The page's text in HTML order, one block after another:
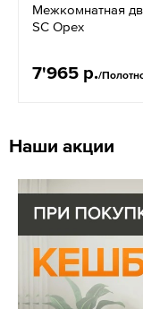
Межкомнатная
SC Орех
7'965 р./
Наши акции